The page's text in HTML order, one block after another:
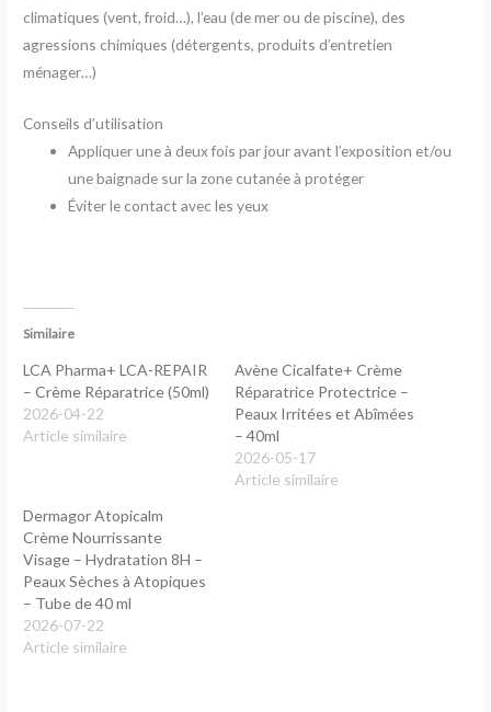
climatiques (vent, froid…), l’eau (de mer ou de piscine), des
agressions chimiques (détergents, produits d’entretien
ménager…)
Conseils d’utilisation
Appliquer une à deux fois par jour avant l’exposition et/ou
une baignade sur la zone cutanée à protéger
Éviter le contact avec les yeux
Similaire
LCA Pharma+ LCA-REPAIR
– Crème Réparatrice (50ml)
2026-04-22
Article similaire
Avène Cicalfate+ Crème
Réparatrice Protectrice –
Peaux Irritées et Abîmées
– 40ml
2026-05-17
Article similaire
Dermagor Atopicalm
Crème Nourrissante
Visage – Hydratation 8H –
Peaux Sèches à Atopiques
– Tube de 40 ml
2026-07-22
Article similaire